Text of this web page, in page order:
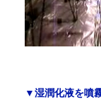
▼湿潤化液を噴